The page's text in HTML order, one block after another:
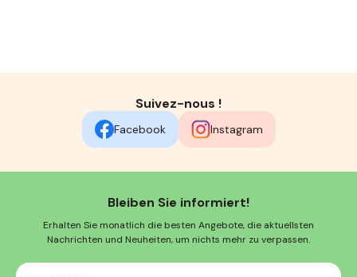
Suivez-nous !
Facebook Instagram
Bleiben Sie informiert!
Erhalten Sie monatlich die besten Angebote, die aktuellsten
Nachrichten und Neuheiten, um nichts mehr zu verpassen.
Ihre